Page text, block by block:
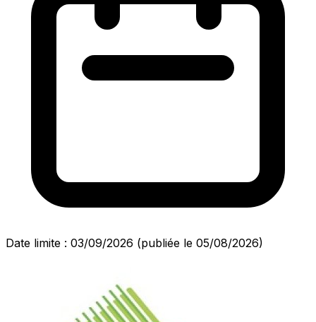
Date limite : 03/09/2026 (publiée le 05/08/2026)